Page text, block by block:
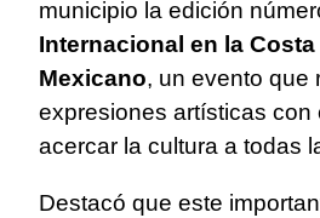
municipio la edición
Internacional en la
Mexicano, un evento que
expresiones artísticas con
acercar la cultura a todas
Destacó que este